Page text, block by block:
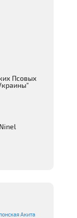
Псовых
Акита